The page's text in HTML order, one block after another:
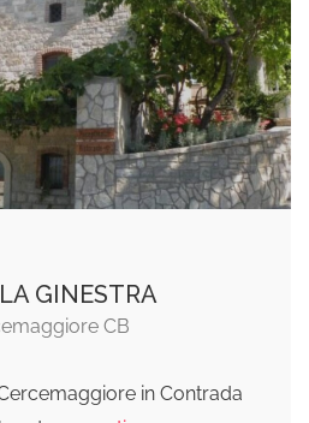
GINESTRA
CB
in Contrada